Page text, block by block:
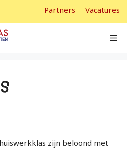
Partners Vacatures
zijn beloond met